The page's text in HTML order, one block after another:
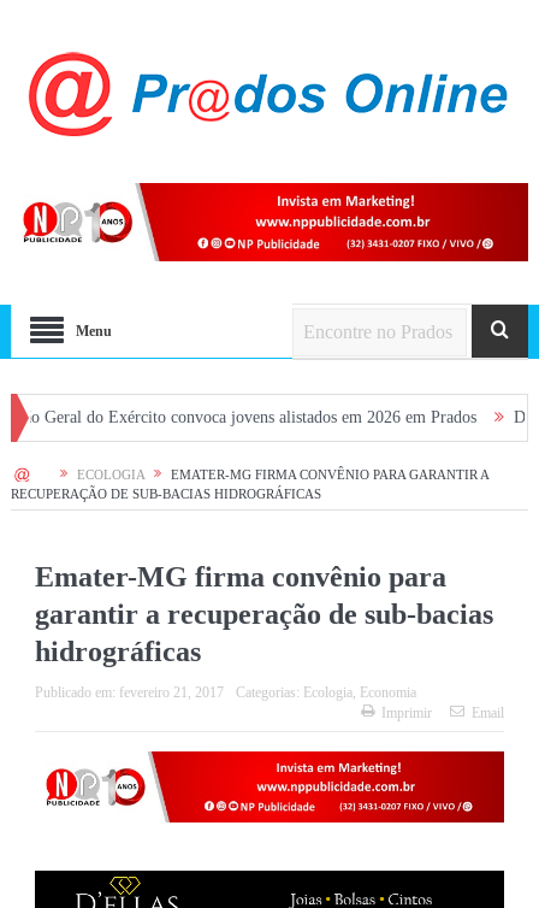
Menu
do Exército convoca jovens alistados em 2026 em Prados Dia dos Pais
HOME ECOLOGIA
EMATER-MG FIRMA CONVÊNIO PARA GARANTIR A
RECUPERAÇÃO DE SUB-BACIAS HIDROGRÁFICAS
Emater-MG firma convênio para
garantir a recuperação de sub-bacias
hidrográficas
Publicado em: fevereiro 21, 2017 Categorias: Ecologia, Economia
Imprimir
Email